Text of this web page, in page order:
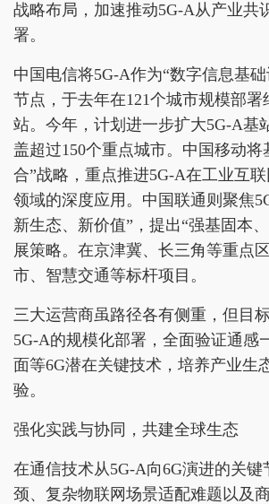
战略布局，加速推动5G-A从产业共
署。
中国电信将5G-A作为“数字信息基
节点，于去年在121个城市规模部署
站。今年，计划进一步扩大5G-A基
盖超过150个重点城市。中国移动将
合”战略，重点推进5G-A在工业互
领域的深度应用。中国联通则聚焦
新生态、新价值”，提出“强基固本
展策略。在京津冀、长三角等重点
市、智慧交通等标杆项目。
三大运营商虽路径各有侧重，但目
5G-A的规模化部署，全面验证通感
面等6G潜在关键技术，培养产业生
验。
强化实践与协同，共建全球生态
在通信技术从5G-A向6G演进的关键
颈、复杂物联网场景适配难题以及